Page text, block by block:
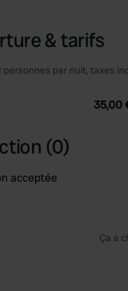
& tarifs
par nuit, taxes
35,00
(0)
acceptée
Ça a